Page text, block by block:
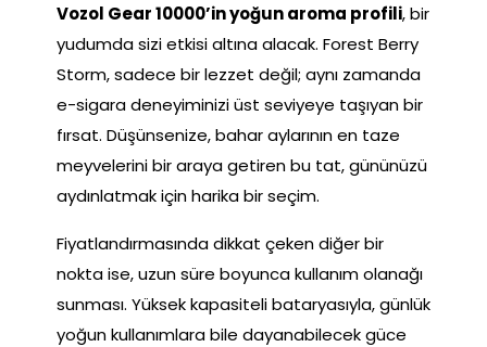
Vozol Gear 10000’in yoğun aroma profili, bir
yudumda sizi etkisi altına alacak. Forest Berry
Storm, sadece bir lezzet değil; aynı zamanda
e-sigara deneyiminizi üst seviyeye taşıyan bir
fırsat. Düşünsenize, bahar aylarının en taze
meyvelerini bir araya getiren bu tat, gününüzü
aydınlatmak için harika bir seçim.
Fiyatlandırmasında dikkat çeken diğer bir
nokta ise, uzun süre boyunca kullanım olanağı
sunması. Yüksek kapasiteli bataryasıyla, günlük
yoğun kullanımlara bile dayanabilecek güce